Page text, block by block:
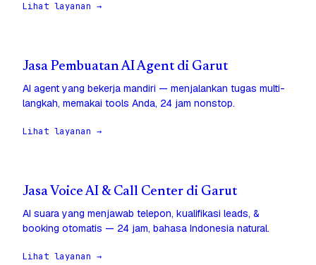
Lihat layanan →
Jasa Pembuatan AI Agent di Garut
AI agent yang bekerja mandiri — menjalankan tugas multi-
langkah, memakai tools Anda, 24 jam nonstop.
Lihat layanan →
Jasa Voice AI & Call Center di Garut
AI suara yang menjawab telepon, kualifikasi leads, &
booking otomatis — 24 jam, bahasa Indonesia natural.
Lihat layanan →